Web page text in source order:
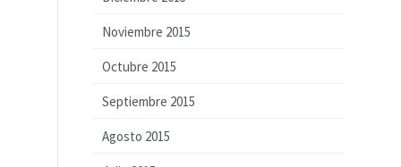
Noviembre 2015
Octubre 2015
Septiembre 2015
Agosto 2015